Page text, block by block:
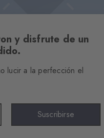
y disfrute de un
lucir a la perfección el
Suscribirse